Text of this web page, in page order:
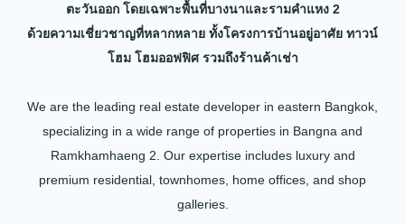
ตะวันออก โดยเฉพาะพื้นที่บางนาและรามคำแหง 2
ด้วยความเชี่ยวชาญที่หลากหลาย ทั้งโครงการบ้านอยู่อาศัย ทาวน์
โฮม โฮมออฟฟิศ รวมถึงร้านค้าเช่า
We are the leading real estate developer in eastern Bangkok,
specializing in a wide range of properties in Bangna and
Ramkhamhaeng 2. Our expertise includes luxury and
premium residential, townhomes, home offices, and shop
galleries.